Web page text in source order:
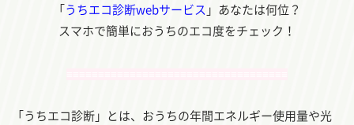
「うちエコ診断webサービス 」あなたは何位？
スマホで簡単におうちのエコ度をチェック！
「うちエコ診断」とは、おうちの年間エネルギー使用量や光